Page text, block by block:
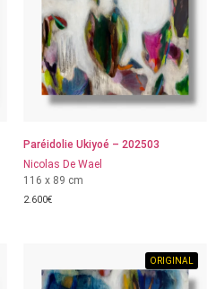
Paréidolie Ukiyoé – 202503
Nicolas De Wael
116 x 89 cm
2.600€
ORIGINAL